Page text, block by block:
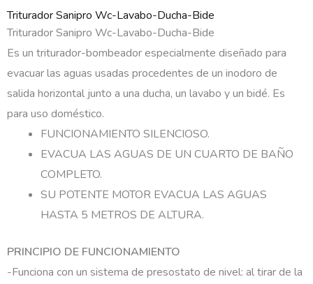
Triturador Sanipro Wc-Lavabo-Ducha-Bide
Triturador Sanipro Wc-Lavabo-Ducha-Bide
Es un triturador-bombeador especialmente diseñado para
evacuar las aguas usadas procedentes de un inodoro de
salida horizontal junto a una ducha, un lavabo y un bidé. Es
para uso doméstico.
FUNCIONAMIENTO SILENCIOSO.
EVACUA LAS AGUAS DE UN CUARTO DE BAÑO
COMPLETO.
SU POTENTE MOTOR EVACUA LAS AGUAS
HASTA 5 METROS DE ALTURA.
PRINCIPIO DE FUNCIONAMIENTO
-Funciona con un sistema de presostato de nivel: al tirar de la